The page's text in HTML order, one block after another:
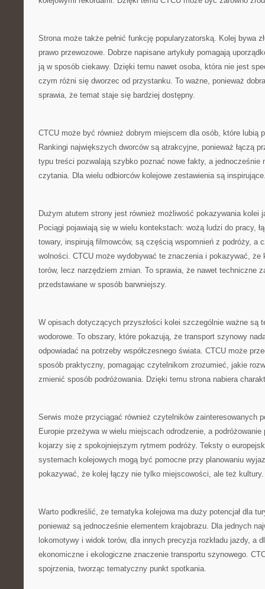
Strona może także pełnić funkcję popularyzatorską. Kolej bywa
prawo przewozowe. Dobrze napisane artykuły pomagają
ją w sposób ciekawy. Dzięki temu nawet osoba, która nie jest
czym różni się dworzec od przystanku. To ważne, ponieważ
sprawia, że temat staje się bardziej dostępny.
CTCU może być również dobrym miejscem dla osób, które lubią
Rankingi największych dworców są atrakcyjne, ponieważ łączą
typu treści pozwalają szybko poznać nowe fakty, a jednocześnie
czytania. Dla wielu odbiorców kolejowe zestawienia są
Dużym atutem strony jest również możliwość pokazywania kolei
Pociągi pojawiają się w wielu kontekstach: wożą ludzi do pracy,
towary, inspirują filmowców, są częścią wspomnień z podróży, a
wolności. CTCU może wydobywać te znaczenia i pokazywać,
torów, lecz narzędziem zmian. To sprawia, że nawet techniczne
przedstawiane w sposób barwniejszy.
W opisach dotyczących przyszłości kolei szczególnie ważne są
wodorowe. To obszary, które pokazują, że transport szynowy
odpowiadać na potrzeby współczesnego świata. CTCU może
sposób praktyczny, pomagając czytelnikom zrozumieć, jakie
zmienić sposób podróżowania. Dzięki temu strona nabiera
Serwis może przyciągać również czytelników zainteresowanych
Europie przeżywa w wielu miejscach odrodzenie, a
kojarzy się z spokojniejszym rytmem podróży. Teksty o
systemach kolejowych mogą być pomocne przy planowaniu
pokazywać, że kolej łączy nie tylko miejscowości, ale też kultury.
Warto podkreślić, że tematyka kolejowa ma duży potencjał dla
ponieważ są jednocześnie elementem krajobrazu. Dla jednych
lokomotywy i widok torów, dla innych precyzja rozkładu jazdy, a
ekonomiczne i ekologiczne znaczenie transportu szynowego.
spojrzenia, tworząc tematyczny punkt spotkania.